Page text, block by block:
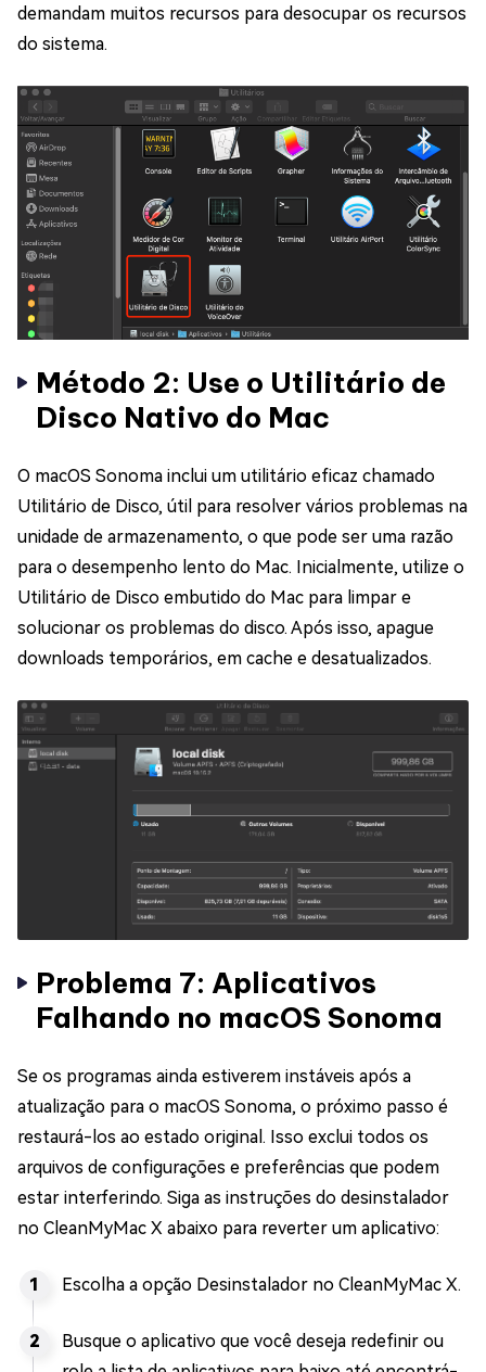
demandam muitos recursos para desocupar os recursos
do sistema.
Método 2: Use o Utilitário de
Disco Nativo do Mac
O macOS Sonoma inclui um utilitário eficaz chamado
Utilitário de Disco, útil para resolver vários problemas na
unidade de armazenamento, o que pode ser uma razão
para o desempenho lento do Mac. Inicialmente, utilize o
Utilitário de Disco embutido do Mac para limpar e
solucionar os problemas do disco. Após isso, apague
downloads temporários, em cache e desatualizados.
Problema 7: Aplicativos
Falhando no macOS Sonoma
Se os programas ainda estiverem instáveis após a
atualização para o macOS Sonoma, o próximo passo é
restaurá-los ao estado original. Isso exclui todos os
arquivos de configurações e preferências que podem
estar interferindo. Siga as instruções do desinstalador
no CleanMyMac X abaixo para reverter um aplicativo:
Escolha a opção Desinstalador no CleanMyMac X.
Busque o aplicativo que você deseja redefinir ou